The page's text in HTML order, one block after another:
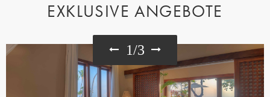
EXKLUSIVE ANGEBOTE
1/3